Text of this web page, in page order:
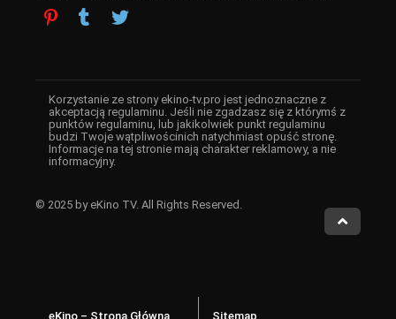
Korzystanie ze strony ekino-tv.pro jest jednoznaczne z
akceptacją regulaminu. Jeśli nie zgadzasz się z którymś z
punktów regulaminu, lub jakikolwiek punkt regulaminu
budzi Twoje wątpliwościnich natychmiast opuść stronę.
Informacje na tej stronie mają charakter reklamowy, a nie
informacyjny.
© 2025 by eKino TV. All Rights Reserved.
eKino – Strona Główna Sitemap